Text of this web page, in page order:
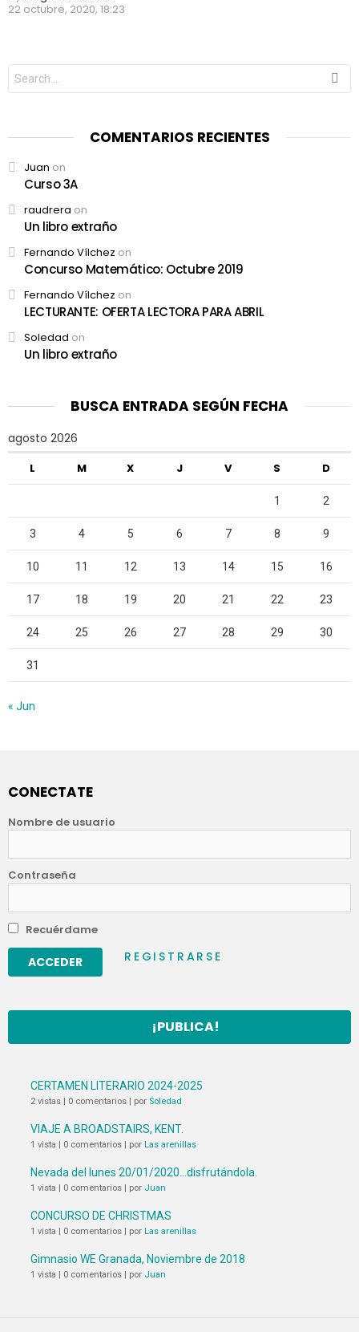
22 octubre, 2020, 18:23
Search
for:
COMENTARIOS RECIENTES
Juan on
Curso 3A
raudrera on
Un libro extraño
Fernando Vílchez on
Concurso Matemático: Octubre 2019
Fernando Vílchez on
LECTURANTE: OFERTA LECTORA PARA ABRIL
Soledad on
Un libro extraño
BUSCA ENTRADA SEGÚN FECHA
agosto 2026
L M X J V S D
1 2
3 4 5 6 7 8 9
10 11 12 13 14 15 16
17 18 19 20 21 22 23
24 25 26 27 28 29 30
31
« Jun
CONECTATE
Nombre de usuario
Contraseña
Recuérdame
REGISTRARSE
¡PUBLICA!
CERTAMEN LITERARIO 2024-2025
2 vistas | 0 comentarios | por Soledad
VIAJE A BROADSTAIRS, KENT.
1 vista | 0 comentarios | por Las arenillas
Nevada del lunes 20/01/2020…disfrutándola.
1 vista | 0 comentarios | por Juan
CONCURSO DE CHRISTMAS
1 vista | 0 comentarios | por Las arenillas
Gimnasio WE Granada, Noviembre de 2018
1 vista | 0 comentarios | por Juan